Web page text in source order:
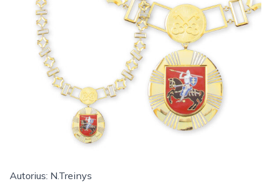
Autorius: N.Treinys